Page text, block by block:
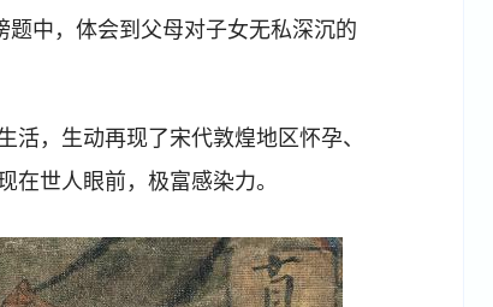
题中，体会到父母对子女无私深沉的
，生动再现了宋代敦煌地区怀孕、
在世人眼前，极富感染力。